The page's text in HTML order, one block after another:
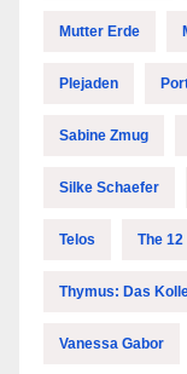
Mutter Erde
Plejaden
Sabine Zmug
Silke Schaefer
Telos The
Thymus: Das
Vanessa Gabor